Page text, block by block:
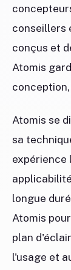
conseillers
conçus et
Atomis
Atomis se
sa
expérience
longue
Atomis
plan
l'usage et